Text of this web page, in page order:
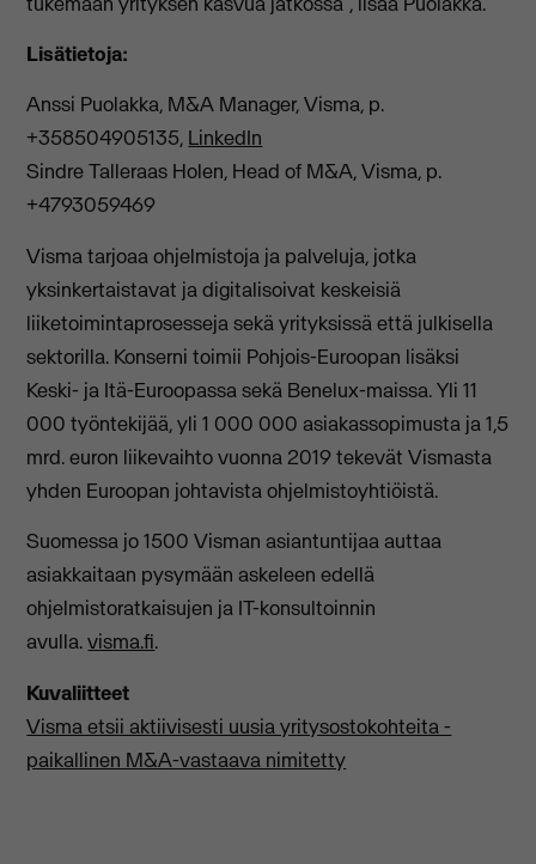
Lisätietoja:
Anssi Puolakka, M&A Manager, Visma, p.
+358504905135, LinkedIn
Sindre Talleraas Holen, Head of M&A, Visma, p.
+4793059469
Visma tarjoaa ohjelmistoja ja palveluja, jotka
yksinkertaistavat ja digitalisoivat keskeisiä
liiketoimintaprosesseja sekä yrityksissä että julkisella
sektorilla. Konserni toimii Pohjois-Euroopan lisäksi
Keski- ja Itä-Euroopassa sekä Benelux-maissa. Yli 11
000 työntekijää, yli 1 000 000 asiakassopimusta ja 1,5
mrd. euron liikevaihto vuonna 2019 tekevät Vismasta
yhden Euroopan johtavista ohjelmistoyhtiöistä.
Suomessa jo 1500 Visman asiantuntijaa auttaa
asiakkaitaan pysymään askeleen edellä
ohjelmistoratkaisujen ja IT-konsultoinnin
avulla.visma.fi.
Kuvaliitteet
Visma etsii aktiivisesti uusia yritysostokohteita -
paikallinen M&A-vastaava nimitetty